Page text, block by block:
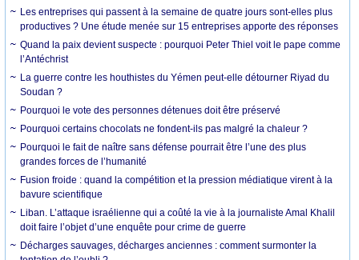
Les entreprises qui passent à la semaine de quatre jours sont-elles plus
productives ? Une étude menée sur 15 entreprises apporte des réponses
Quand la paix devient suspecte : pourquoi Peter Thiel voit le pape comme
l’Antéchrist
La guerre contre les houthistes du Yémen peut-elle détourner Riyad du
Soudan ?
Pourquoi le vote des personnes détenues doit être préservé
Pourquoi certains chocolats ne fondent-ils pas malgré la chaleur ?
Pourquoi le fait de naître sans défense pourrait être l’une des plus
grandes forces de l’humanité
Fusion froide : quand la compétition et la pression médiatique virent à la
bavure scientifique
Liban. L’attaque israélienne qui a coûté la vie à la journaliste Amal Khalil
doit faire l’objet d’une enquête pour crime de guerre
Décharges sauvages, décharges anciennes : comment surmonter la